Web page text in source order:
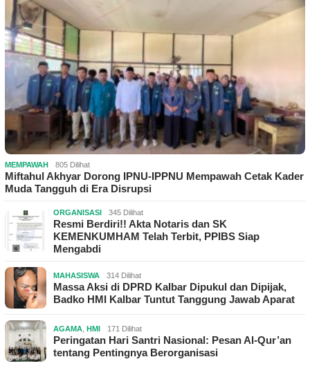
MEMPAWAH 805 Dilihat
Miftahul Akhyar Dorong IPNU-IPPNU Mempawah Cetak Kader
Muda Tangguh di Era Disrupsi
ORGANISASI 345 Dilihat
Resmi Berdiri!! Akta Notaris dan SK
KEMENKUMHAM Telah Terbit, PPIBS Siap
Mengabdi
MAHASISWA 314 Dilihat
Massa Aksi di DPRD Kalbar Dipukul dan Dipijak,
Badko HMI Kalbar Tuntut Tanggung Jawab Aparat
AGAMA HMI 171 Dilihat
Peringatan Hari Santri Nasional: Pesan Al-Qur’an
tentang Pentingnya Berorganisasi